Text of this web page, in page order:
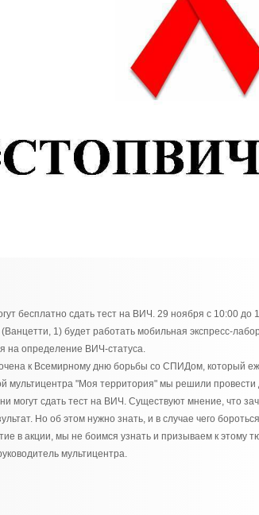
бесплатно сдать тест на ВИЧ. 29 ноября с 10:00 до
1) будет работать мобильная экспресс-
на определение ВИЧ-статуса.
к Всемирному дню борьбы со СПИДом, который
мультицентра "Моя территория" мы решили провести
могут сдать тест на ВИЧ. Существуют мнение, что
Но об этом нужно знать, и в случае чего
в акции, мы не боимся узнать и призываем к этому
мультицентра.